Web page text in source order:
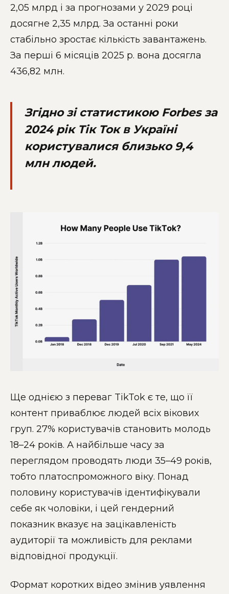
2,05 млрд і за прогнозами у 2029 році
досягне 2,35 млрд. За останні роки
стабільно зростає кількість завантажень.
За перші 6 місяців 2025 р. вона досягла
436,82 млн.
Згідно зі статистикою Forbes за
2024 рік Тік Ток в Україні
користувалися близько 9,4
млн людей.
Ще однією з переваг TikTok є те, що її
контент приваблює людей всіх вікових
груп. 27% користувачів становить молодь
18–24 років. А найбільше часу за
переглядом проводять люди 35–49 років,
тобто платоспроможного віку. Понад
половину користувачів ідентифікували
себе як чоловіки, і цей гендерний
показник вказує на зацікавленість
аудиторії та можливість для реклами
відповідної продукції.
Формат коротких відео змінив уявлення